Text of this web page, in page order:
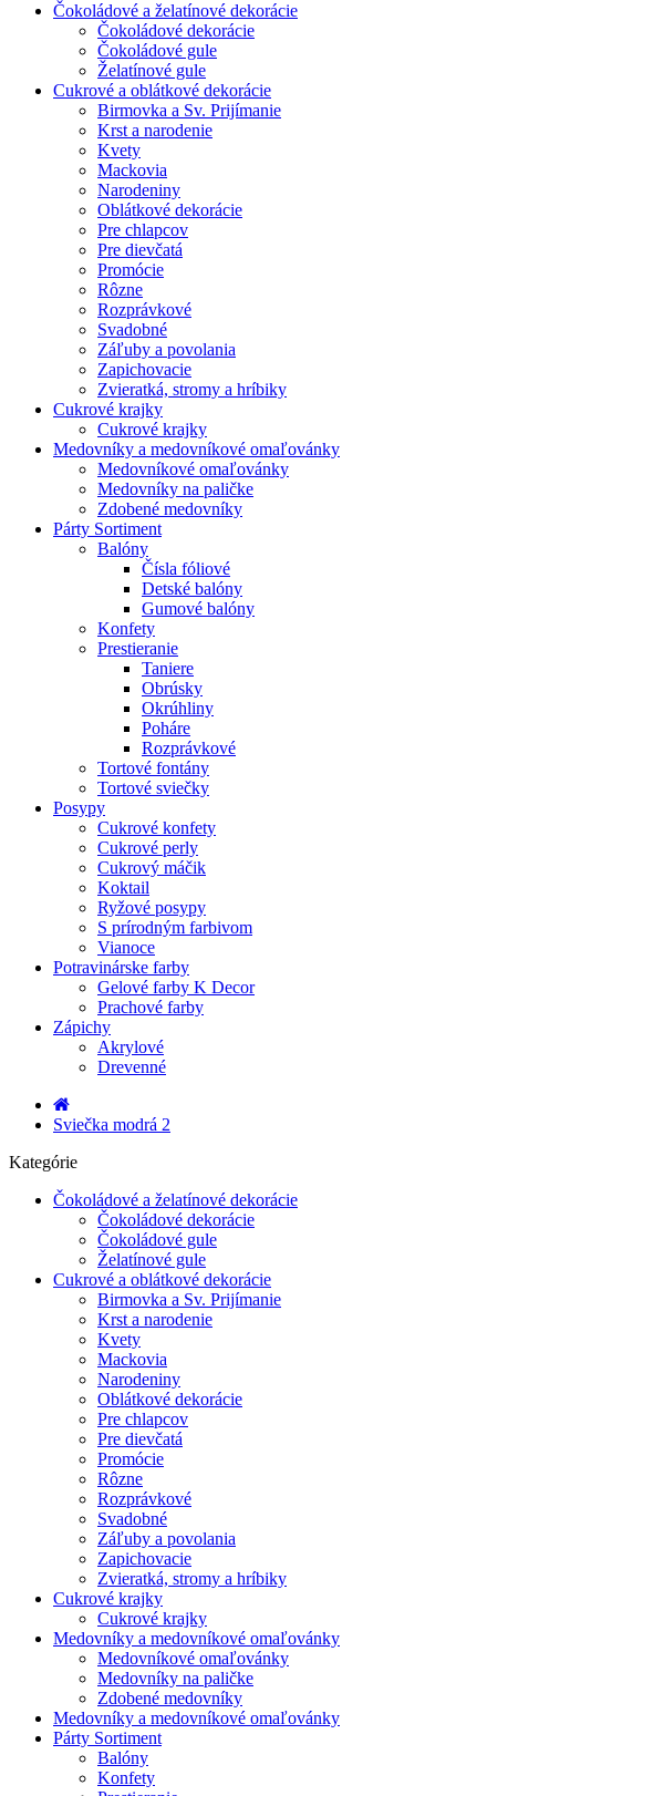
Čokoládové a želatínové dekorácie
Čokoládové dekorácie
Čokoládové gule
Želatínové gule
Cukrové a oblátkové dekorácie
Birmovka a Sv. Prijímanie
Krst a narodenie
Kvety
Mackovia
Narodeniny
Oblátkové dekorácie
Pre chlapcov
Pre dievčatá
Promócie
Rôzne
Rozprávkové
Svadobné
Záľuby a povolania
Zapichovacie
Zvieratká, stromy a hríbiky
Cukrové krajky
Cukrové krajky
Medovníky a medovníkové omaľovánky
Medovníkové omaľovánky
Medovníky na paličke
Zdobené medovníky
Párty Sortiment
Balóny
Čísla fóliové
Detské balóny
Gumové balóny
Konfety
Prestieranie
Taniere
Obrúsky
Okrúhliny
Poháre
Rozprávkové
Tortové fontány
Tortové sviečky
Posypy
Cukrové konfety
Cukrové perly
Cukrový máčik
Koktail
Ryžové posypy
S prírodným farbivom
Vianoce
Potravinárske farby
Gelové farby K Decor
Prachové farby
Zápichy
Akrylové
Drevenné
Sviečka modrá 2
Kategórie
Čokoládové a želatínové dekorácie
Čokoládové dekorácie
Čokoládové gule
Želatínové gule
Cukrové a oblátkové dekorácie
Birmovka a Sv. Prijímanie
Krst a narodenie
Kvety
Mackovia
Narodeniny
Oblátkové dekorácie
Pre chlapcov
Pre dievčatá
Promócie
Rôzne
Rozprávkové
Svadobné
Záľuby a povolania
Zapichovacie
Zvieratká, stromy a hríbiky
Cukrové krajky
Cukrové krajky
Medovníky a medovníkové omaľovánky
Medovníkové omaľovánky
Medovníky na paličke
Zdobené medovníky
Medovníky a medovníkové omaľovánky
Párty Sortiment
Balóny
Konfety